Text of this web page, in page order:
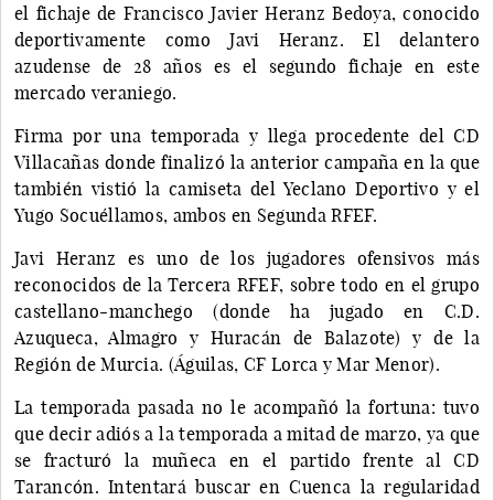
el fichaje de Francisco Javier Heranz Bedoya, conocido
deportivamente como Javi Heranz. El delantero
azudense de 28 años es el segundo fichaje en este
mercado veraniego.
Firma por una temporada y llega procedente del CD
Villacañas donde finalizó la anterior campaña en la que
también vistió la camiseta del Yeclano Deportivo y el
Yugo Socuéllamos, ambos en Segunda RFEF.
Javi Heranz es uno de los jugadores ofensivos más
reconocidos de la Tercera RFEF, sobre todo en el grupo
castellano-manchego (donde ha jugado en C.D.
Azuqueca, Almagro y Huracán de Balazote) y de la
Región de Murcia. (Águilas, CF Lorca y Mar Menor).
La temporada pasada no le acompañó la fortuna: tuvo
que decir adiós a la temporada a mitad de marzo, ya que
se fracturó la muñeca en el partido frente al CD
Tarancón. Intentará buscar en Cuenca la regularidad